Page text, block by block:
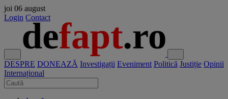
joi 06 august
Login Contact
DESPRE DONEAZĂ Investigații Eveniment Politică Justiție Opinii
Internațional